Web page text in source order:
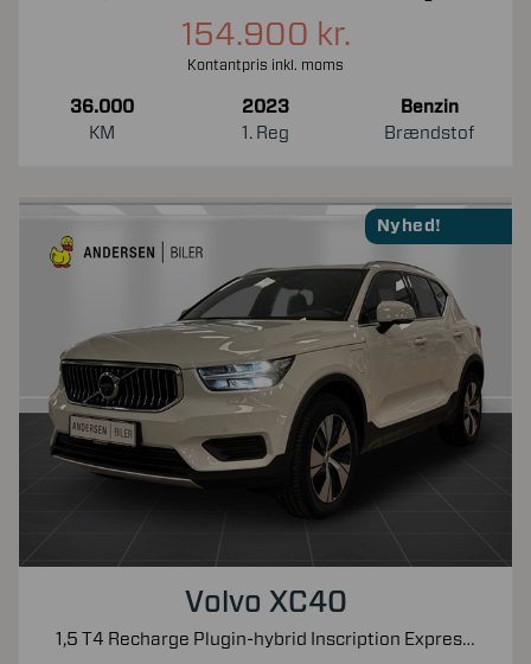
154.900 kr.
Kontantpris inkl. moms
36.000
KM
2023
1. Reg
Benzin
Brændstof
Nyhed!
Volvo XC40
1,5 T4 Recharge Plugin-hybrid Inscription Expression 211HK 5d 7g Aut.